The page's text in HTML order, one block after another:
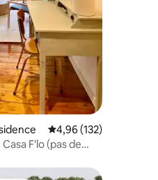
commentaires : 4,88 sur 5
Évaluation moyenne
4,96 (132)
F'lo (pas de